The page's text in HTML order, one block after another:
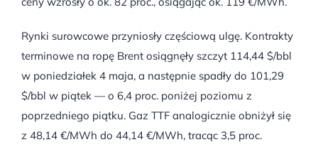
Rynki surowcowe przyniosły częściową ulgę. Kontrakty
terminowe na ropę Brent osiągnęły szczyt 114,44 $/bbl
w poniedziałek 4 maja, a następnie spadły do 101,29
$/bbl w piątek — o 6,4 proc. poniżej poziomu z
poprzedniego piątku. Gaz TTF analogicznie obniżył się
z 48,14 €/MWh do 44,14 €/MWh, tracąc 3,5 proc.